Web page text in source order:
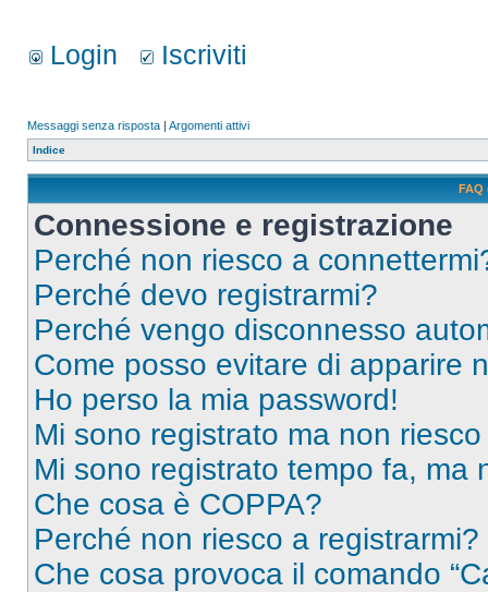
Login Iscriviti
Messaggi senza risposta | Argomenti attivi
Indice
FAQ
Connessione e registrazione
Perché non riesco a
Perché devo registrarmi?
Perché vengo disconnesso
Come posso evitare di apparire
Ho perso la mia password!
Mi sono registrato ma non
Mi sono registrato tempo fa, ma
Che cosa è COPPA?
Perché non riesco a registrarmi?
Che cosa provoca il comando